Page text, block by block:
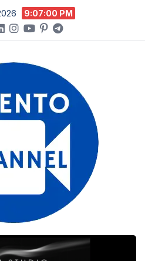
9:07:01 PM